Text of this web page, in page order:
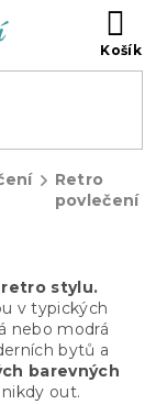
Retro
povlečení
stylu.
v typických
nebo modrá
bytů a
barevných
out.